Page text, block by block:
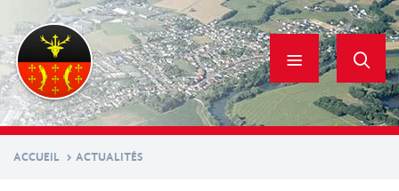
contenu
principal
ACCUEIL ACTUALITÉS